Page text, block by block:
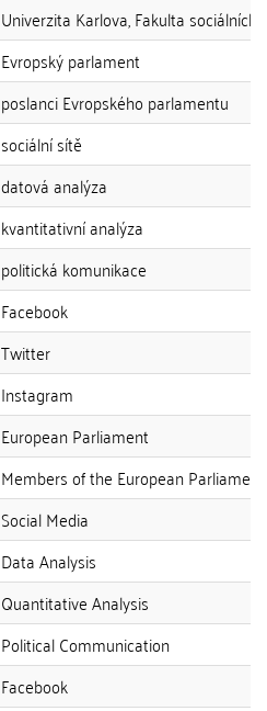
Univerzita Karlova, Fakulta sociálních
Evropský parlament
poslanci Evropského parlamentu
sociální sítě
datová analýza
kvantitativní analýza
politická komunikace
Facebook
Twitter
Instagram
European Parliament
Members of the European Parliament
Social Media
Data Analysis
Quantitative Analysis
Political Communication
Facebook